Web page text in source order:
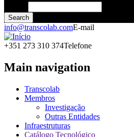
info@transcolab.comE-mail
+351 273 310 374Telefone
Main navigation
Transcolab
Membros
Investigação
Outras Entidades
Infraestruturas
Catálogo Tecnológico